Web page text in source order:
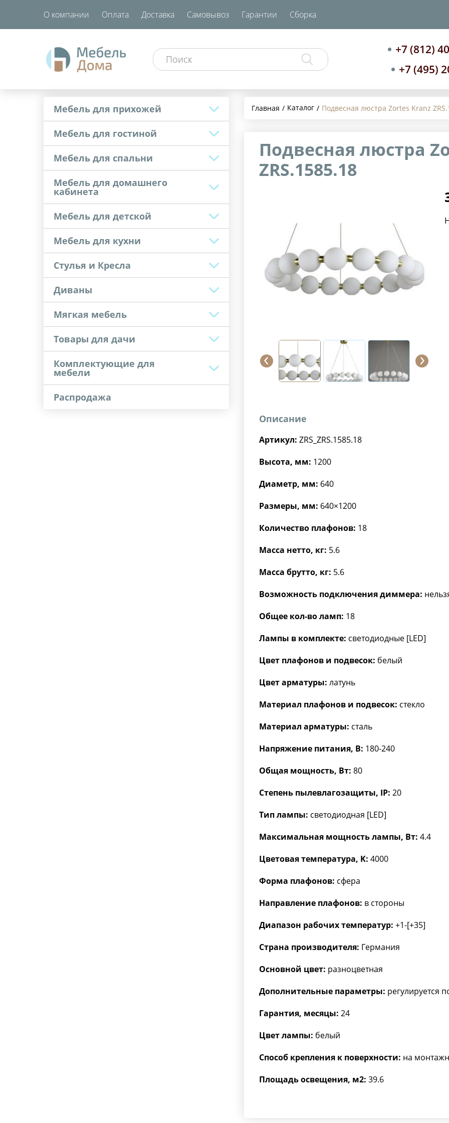
О компании Оплата Доставка Самовывоз Гарантии Сборка
+7 (812)
+7 (495)
Мебель для прихожей
Мебель для гостиной
Мебель для спальни
Мебель для домашнего
кабинета
Мебель для детской
Мебель для кухни
Стулья и Кресла
Диваны
Мягкая мебель
Товары для дачи
Комплектующие для
мебели
Распродажа
Главная Каталог Подвесная люстра Zortes Kranz
Подвесная люстра
ZRS.1585.18
Описание
Артикул: ZRS_ZRS.1585.18
Высота, мм: 1200
Диаметр, мм: 640
Размеры, мм: 640×1200
Количество плафонов: 18
Масса нетто, кг: 5.6
Масса брутто, кг: 5.6
Возможность подключения диммера:
Общее кол-во ламп: 18
Лампы в комплекте: светодиодные [LED]
Цвет плафонов и подвесок: белый
Цвет арматуры: латунь
Материал плафонов и подвесок: стекло
Материал арматуры: сталь
Напряжение питания, В: 180-240
Общая мощность, Вт: 80
Степень пылевлагозащиты, IP: 20
Тип лампы: светодиодная [LED]
Максимальная мощность лампы, Вт: 4.4
Цветовая температура, K: 4000
Форма плафонов: сфера
Направление плафонов: в стороны
Диапазон рабочих температур: +1-[+35]
Страна производителя: Германия
Основной цвет: разноцветная
Дополнительные параметры: регулируется
Гарантия, месяцы: 24
Цвет лампы: белый
Способ крепления к поверхности: на
Площадь освещения, м2: 39.6